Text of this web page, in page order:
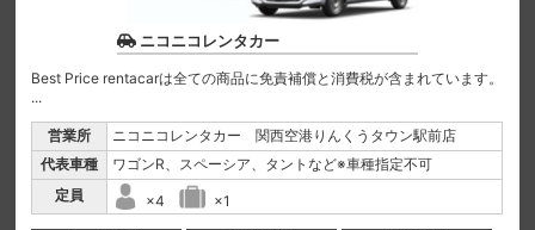
ニコニコレンタカー
Best Price rentacarは全ての商品に免責補償と消費税が含まれています。
...
営業所
ニコニコレンタカー 関西空港りんくうタウン駅前店
代表車種
ワゴンR、スペーシア、タントなど※車種指定不可
定員
×4 ×1